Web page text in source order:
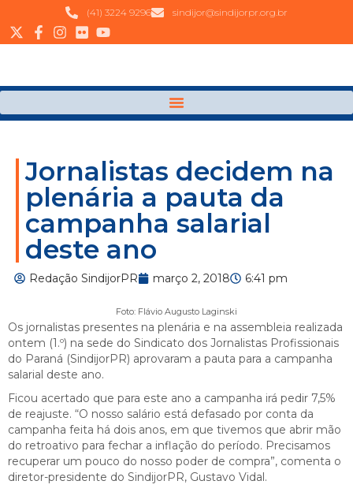
(41) 3224 9296 sindijor@sindijorpr.org.br
Jornalistas decidem na
plenária a pauta da
campanha salarial
deste ano
Redação SindijorPR março 2, 2018 6:41 pm
Foto: Flávio Augusto Laginski
Os jornalistas presentes na plenária e na assembleia realizada
ontem (1.º) na sede do Sindicato dos Jornalistas Profissionais
do Paraná (SindijorPR) aprovaram a pauta para a campanha
salarial deste ano.
Ficou acertado que para este ano a campanha irá pedir 7,5%
de reajuste. “O nosso salário está defasado por conta da
campanha feita há dois anos, em que tivemos que abrir mão
do retroativo para fechar a inflação do período. Precisamos
recuperar um pouco do nosso poder de compra”, comenta o
diretor-presidente do SindijorPR, Gustavo Vidal.